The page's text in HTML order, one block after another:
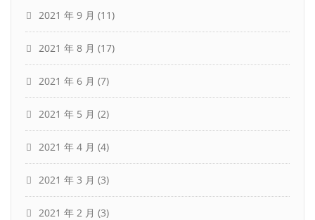
2021 年 9 月 (11)
2021 年 8 月 (17)
2021 年 6 月 (7)
2021 年 5 月 (2)
2021 年 4 月 (4)
2021 年 3 月 (3)
2021 年 2 月 (3)